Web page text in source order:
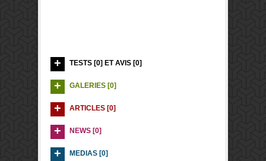
TESTS [0] ET AVIS [0]
GALERIES [0]
ARTICLES [0]
NEWS [0]
MEDIAS [0]